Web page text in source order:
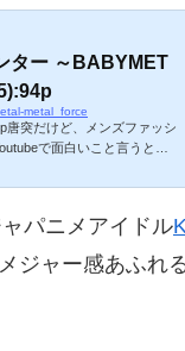
ター ～BABYMET
metal_force
唐突だけど、メンズファッシ
で面白いこと言うとる
バーシップ動画の内容であ
ンプリを受賞したことにつ
パニメアイドル
ジャー感あふれ